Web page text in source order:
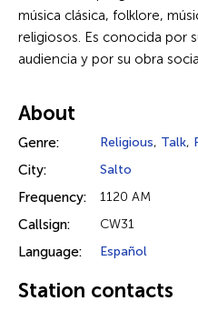
música clásica, folklore,
religiosos. Es conocida por
audiencia y por su obra
About
Genre: Religious, Talk,
City: Salto
Frequency: 1120 AM
Callsign: CW31
Language: Español
Station contacts